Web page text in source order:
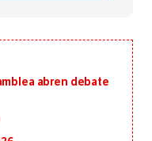
abren debate